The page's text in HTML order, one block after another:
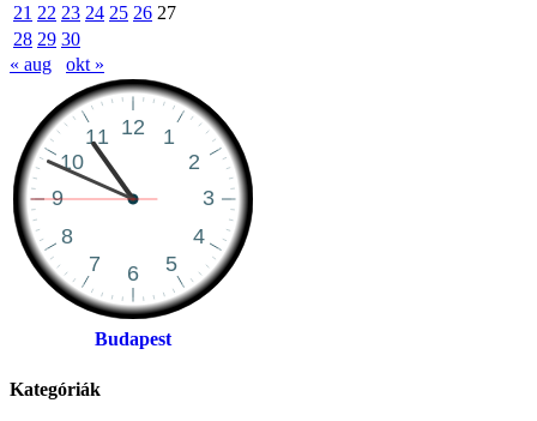
21 22 23 24 25 26 27
28 29 30
« aug
okt »
Budapest
Kategóriák